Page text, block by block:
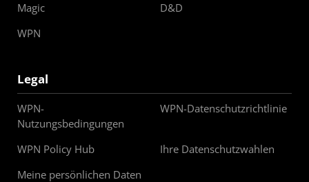
Magic
D&D
WPN
Legal
WPN-
Nutzungsbedingungen
WPN-Datenschutzrichtlinie
WPN Policy Hub
Ihre Datenschutzwahlen
Meine persönlichen Daten